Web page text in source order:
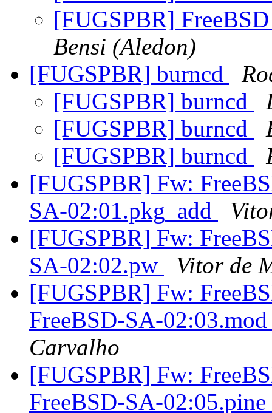
[FUGSPBR]
Bensi (Aledon)
[FUGSPBR] burncd
[FUGSPBR] burncd
[FUGSPBR] burncd
[FUGSPBR] burncd
[FUGSPBR] Fw:
SA-02:01.pkg_add
[FUGSPBR] Fw:
SA-02:02.pw
Vitor de
[FUGSPBR] Fw:
FreeBSD-SA-
Carvalho
[FUGSPBR] Fw:
FreeBSD-SA-02:05.pine